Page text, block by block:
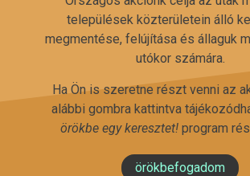
települések közterületein álló
megmentése, felújítása és állaguk
utókor számára.
Ha Ön is szeretne részt venni az
alábbi gombra kattintva
örökbe egy keresztet!program
örökbefogadom